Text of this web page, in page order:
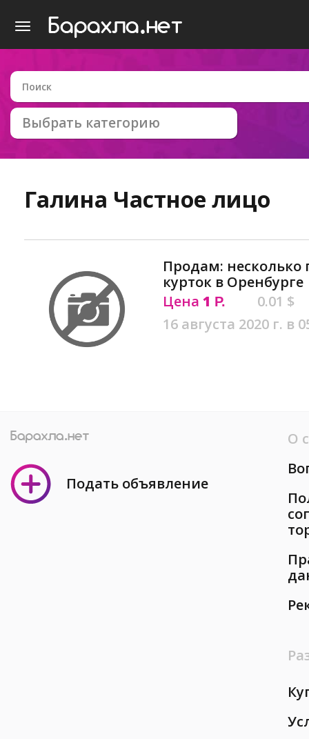
Выбрать категорию
Галина Частное лицо
Продам: несколько
курток в Оренбурге
Цена 1 Р.
0.01 $
16 августа 2020 г. в
Подать объявление
О